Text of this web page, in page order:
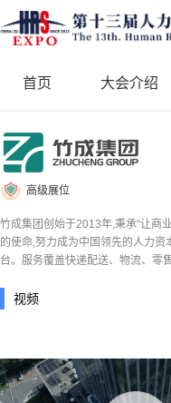
首页 大会介绍
高级展位
竹成集团创始于2013年,秉承“让商
的使命,努力成为中国领先的人力资
台。服务覆盖快递配送、物流、零
视频